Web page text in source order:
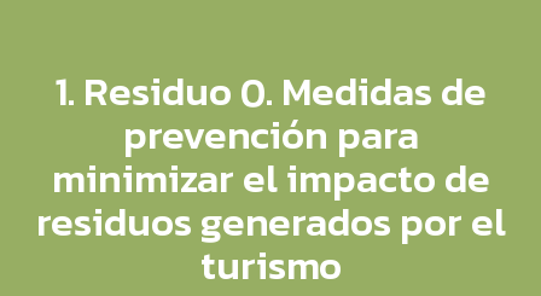
1. Residuo 0. Medidas de
prevención para
minimizar el impacto de
residuos generados por el
turismo